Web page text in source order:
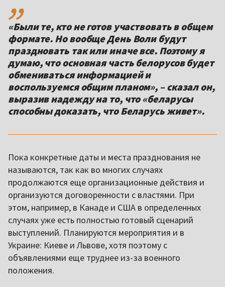
«Были те, кто не готов участвовать в общем
формате. Но вообще День Воли будут
праздновать так или иначе все. Поэтому я
думаю, что основная часть белорусов будет
обмениваться информацией и
воспользуемся общим планом», – сказал он,
выразив надежду на то, что «беларусы
способны доказать, что Беларусь живет».
Пока конкретные даты и места празднования не
называются, так как во многих случаях
продолжаются еще организационные действия и
организуются договоренности с властями. При
этом, например, в Канаде и США в определенных
случаях уже есть полностью готовый сценарий
выступлений. Планируются мероприятия и в
Украине: Киеве и Львове, хотя поэтому с
объявлениями еще труднее из-за военного
положения.